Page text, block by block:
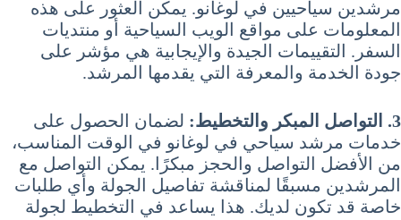
مرشدين سياحيين في لوغانو. يمكن العثور على هذه
المعلومات على مواقع الويب السياحية أو منتديات
السفر. التقييمات الجيدة والإيجابية هي مؤشر على
جودة الخدمة والمعرفة التي يقدمها المرشد.
3. التواصل المبكر والتخطيط:
لضمان الحصول على
خدمات مرشد سياحي في لوغانو في الوقت المناسب،
من الأفضل التواصل والحجز مبكرًا. يمكن التواصل مع
المرشدين مسبقًا لمناقشة تفاصيل الجولة وأي طلبات
خاصة قد تكون لديك. هذا يساعد في التخطيط لجولة